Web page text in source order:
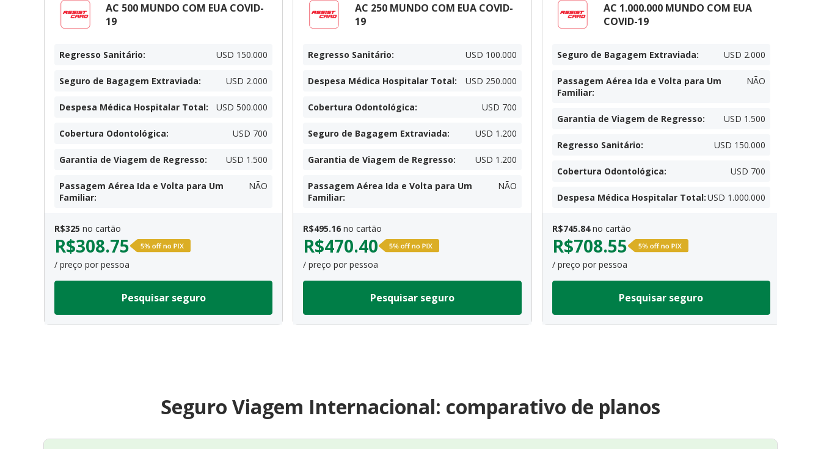
AC 500 MUNDO COM EUA COVID-
19
Regresso Sanitário: USD 150.000
Seguro de Bagagem Extraviada: USD 2.000
Despesa Médica Hospitalar Total: USD 500.000
Cobertura Odontológica: USD 700
Garantia de Viagem de Regresso: USD 1.500
Passagem Aérea Ida e Volta para Um
Familiar:
NÃO
R$325 no cartão
R$308.75
/ preço por pessoa
Pesquisar seguro
AC 250 MUNDO COM EUA COVID-
19
Regresso Sanitário: USD 100.000
Despesa Médica Hospitalar Total: USD 250.000
Cobertura Odontológica: USD 700
Seguro de Bagagem Extraviada: USD 1.200
Garantia de Viagem de Regresso: USD 1.200
Passagem Aérea Ida e Volta para Um
Familiar:
NÃO
R$495.16 no cartão
R$470.40
/ preço por pessoa
Pesquisar seguro
AC 1.000.000 MUNDO COM EUA
COVID-19
Seguro de Bagagem Extraviada: USD 2.000
Passagem Aérea Ida e Volta para Um
Familiar:
NÃO
Garantia de Viagem de Regresso: USD 1.500
Regresso Sanitário: USD 150.000
Cobertura Odontológica: USD 700
Despesa Médica Hospitalar Total:USD 1.000.000
R$745.84no cartão
R$708.55
/ preço por pessoa
Pesquisar seguro
Seguro Viagem Internacional: comparativo de planos